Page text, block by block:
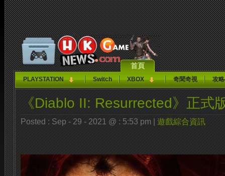
首頁
PLAYSTATION Switch XBOX 奇聞奇視 攻
《Diablo II: Resurrected》正式
Posted : Sep - 29 - 2021 @ : 5:53 pm | 遊戲綜合資訊